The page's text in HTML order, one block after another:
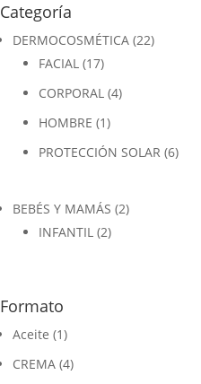
Categoría
DERMOCOSMÉTICA (22)
FACIAL (17)
CORPORAL (4)
HOMBRE (1)
PROTECCIÓN SOLAR (6)
BEBÉS Y MAMÁS (2)
INFANTIL (2)
Formato
Aceite (1)
CREMA (4)